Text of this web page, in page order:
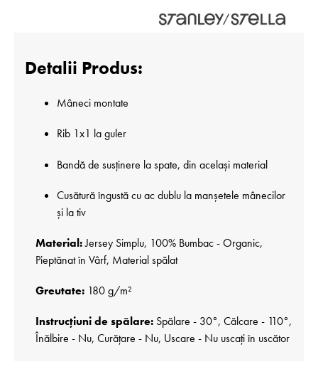
Detalii Produs:
Mâneci montate
Rib 1x1 la guler
Bandă de susținere la spate, din același material
Cusătură îngustă cu ac dublu la manșetele mânecilor
și la tiv
Material:Jersey Simplu, 100% Bumbac - Organic,
Pieptănat în Vârf, Material spălat
Greutate: 180 g/m²
Instrucțiuni de spălare: Spălare - 30°, Călcare - 110°,
Înălbire - Nu, Curățare - Nu, Uscare - Nu uscați în uscător